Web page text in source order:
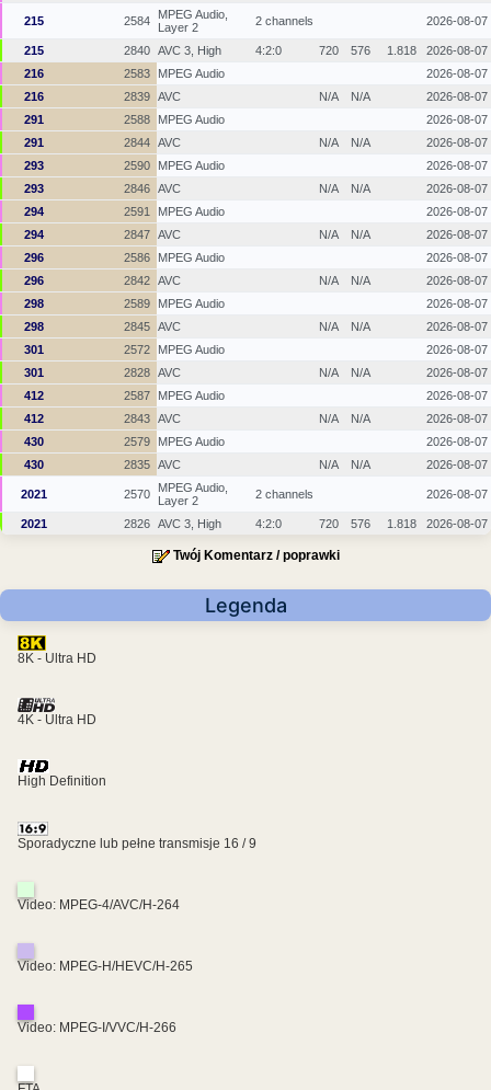
215 2584
MPEG Audio,
Layer 2
2 channels 2026-08-07
215 2840 AVC 3, High 4:2:0 720 576 1.818
2026-08-07
216
2583 MPEG Audio
2026-08-07
216
2839 AVC N/A N/A
2026-08-07
291
2588 MPEG Audio
2026-08-07
291
2844 AVC N/A N/A
2026-08-07
293
2590 MPEG Audio
2026-08-07
293
2846 AVC N/A N/A
2026-08-07
294
2591 MPEG Audio
2026-08-07
294
2847 AVC N/A N/A
2026-08-07
296
2586 MPEG Audio
2026-08-07
296
2842 AVC N/A N/A
2026-08-07
298
2589 MPEG Audio
2026-08-07
298
2845 AVC N/A N/A
2026-08-07
301
2572 MPEG Audio
2026-08-07
301
2828 AVC N/A N/A
2026-08-07
412
2587 MPEG Audio
2026-08-07
412
2843 AVC N/A N/A
2026-08-07
430
2579 MPEG Audio
2026-08-07
430
2835 AVC N/A N/A 2026-08-07
2021 2570
MPEG Audio,
Layer 2
2 channels 2026-08-07
2021 2826 AVC 3, High 4:2:0 720 576 1.818 2026-08-07
Twój Komentarz / poprawki
Legenda
8K - Ultra HD
4K - Ultra HD
High Definition
Sporadyczne lub pełne transmisje 16 / 9
Video: MPEG-4/AVC/H-264
Video: MPEG-H/HEVC/H-265
Video: MPEG-I/VVC/H-266